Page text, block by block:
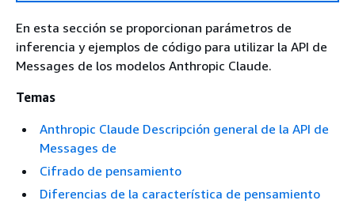
En esta sección se proporcionan parámetros de
inferencia y ejemplos de código para utilizar la API de
Messages de los modelos Anthropic Claude.
Temas
Anthropic Claude Descripción general de la API de
Messages de
Cifrado de pensamiento
Diferencias de la característica de pensamiento